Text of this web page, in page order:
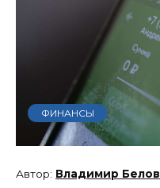
ФИНАНСЫ
Владимир Белов